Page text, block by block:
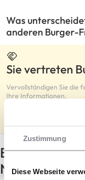
Zustimmung
Diese Webseite
Was
anderen Burger-
Sie vertreten
Vervollständigen Sie die
Ihre Informationen.
Neues!